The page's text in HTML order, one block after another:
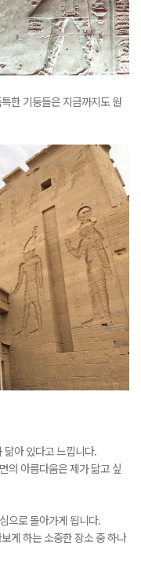
한 기둥들은 지금까지도 원
닮아 있다고 느낍니다.
의 아름다움은 제가 닮고 싶
으로 돌아가게 됩니다.
게 하는 소중한 장소 중 하나